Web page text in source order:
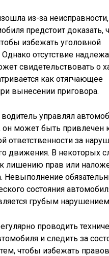
из-за неисправности,
предстоит доказать,
избежать уголовной
Однако отсутствие
свидетельствовать о
как отягчающее
вынесении приговора.
управлял
он может быть привлечен
ответственности за
движения. В некоторых
лишению прав или
Невыполнение
состояния
грубым
проводить
и следить за
чтобы избежать